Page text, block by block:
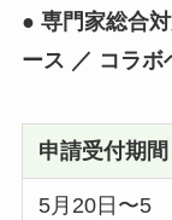
● 専門家総合
ース ／ コラボ
申請受付期間
5月20日〜5